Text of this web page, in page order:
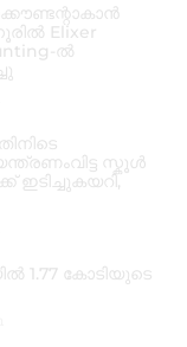
Elixer
ൽ
സ്കൂൾ
ഇടിച്ചുകയറി,
1.77 കോടിയുടെ